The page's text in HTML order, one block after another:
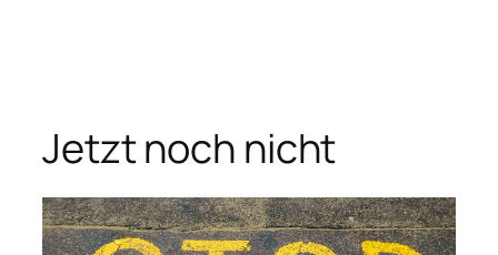
Jetzt noch nicht